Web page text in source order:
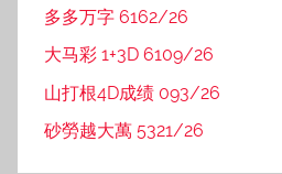
多多万字 6162/26
大马彩 1+3D 6109/26
山打根4D成绩 093/26
砂勞越大萬 5321/26